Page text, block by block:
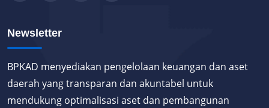
Newsletter
BPKAD menyediakan pengelolaan keuangan dan aset
daerah yang transparan dan akuntabel untuk
mendukung optimalisasi aset dan pembangunan